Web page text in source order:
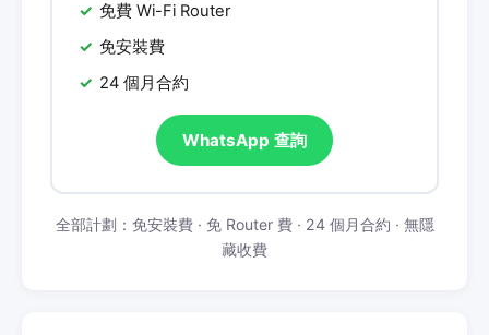
免費 Wi-Fi Router
免安裝費
24 個月合約
WhatsApp 查詢
全部計劃：免安裝費 · 免 Router 費 · 24 個月合約 · 無隱
藏收費